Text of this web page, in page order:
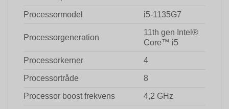
Processormodel i5-1135G7
Processorgeneration
11th gen Intel®
Core™ i5
Processorkerner 4
Processortråde 8
Processor boost frekvens 4,2 GHz